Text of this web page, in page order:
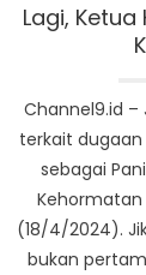
Lagi, Ketua
Channel9.id –
terkait
sebagai
Kehormatan
(18/4/2024).
bukan